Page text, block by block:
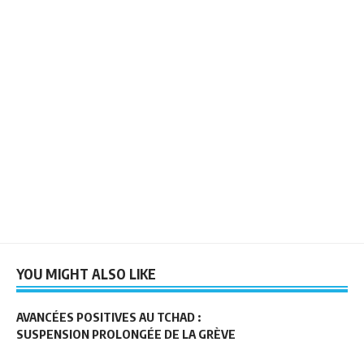
YOU MIGHT ALSO LIKE
AVANCÉES POSITIVES AU TCHAD :
SUSPENSION PROLONGÉE DE LA GRÈVE